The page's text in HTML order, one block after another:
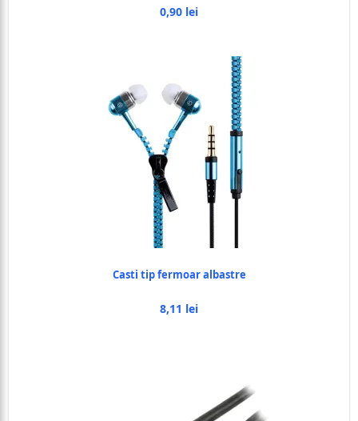
0,90 lei
Casti tip fermoar albastre
8,11 lei